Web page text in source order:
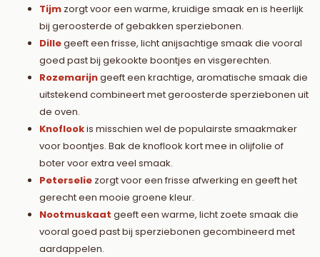
Tijm zorgt voor een warme, kruidige smaak en is heerlijk
bij geroosterde of gebakken sperziebonen.
Dillegeeft een frisse, licht anijsachtige smaak die vooral
goed past bij gekookte boontjes en visgerechten.
Rozemarijngeeft een krachtige, aromatische smaak die
uitstekend combineert met geroosterde sperziebonen uit
de oven.
Knoflookis misschien wel de populairste smaakmaker
voor boontjes. Bak de knoflook kort mee in olijfolie of
boter voor extra veel smaak.
Peterselie zorgt voor een frisse afwerking en geeft het
gerecht een mooie groene kleur.
Nootmuskaat geeft een warme, licht zoete smaak die
vooral goed past bij sperziebonen gecombineerd met
aardappelen.